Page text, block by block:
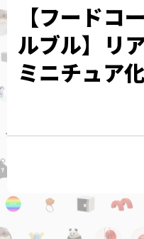
【フードコ
ルブル】リ
ミニチュア